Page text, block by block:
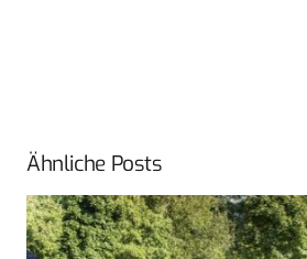
Ähnliche Posts